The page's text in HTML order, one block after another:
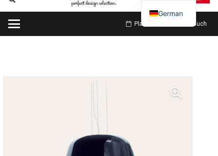
Planen Sie meinen Besuch
German